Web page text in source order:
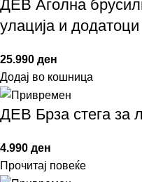
ДЕВ Аголна
улација и
25.990 ден
Додај во кошница
ДЕВ Брза стега за
4.990 ден
Прочитај повеќе